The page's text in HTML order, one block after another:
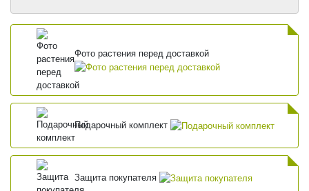
Фото растения перед доставкой
Подарочный комплект
Защита покупателя